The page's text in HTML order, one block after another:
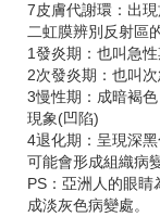
7皮膚代謝環：出
二虹膜辨別反射區
1發炎期：也叫急
2次發炎期：也叫
3慢性期：成暗褐
現象(凹陷)
4退化期：呈現深
可能會形成組織病
PS：亞洲人的眼睛
成淡灰色病變處。